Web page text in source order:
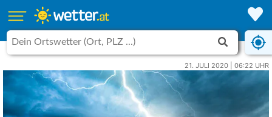
21. JULI 2020 | 06:22 UHR